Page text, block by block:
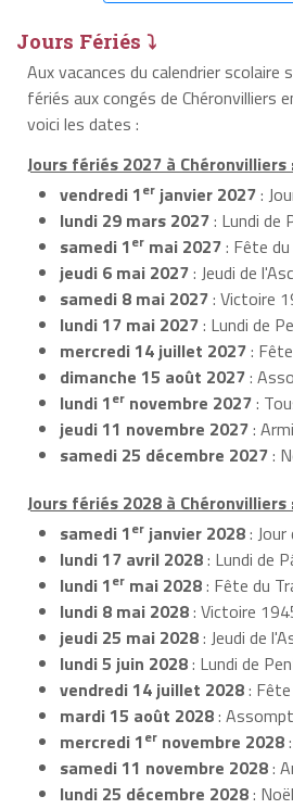
Jours Fériés ⤵
Aux vacances du calendrier scolaire
fériés aux congés de Chéronvilliers
voici les dates :
Jours fériés 2027 à Chéronvilliers
vendredi 1er janvier 2027:
lundi 29 mars 2027: Lundi de
samedi 1er mai 2027: Fête
jeudi 6 mai 2027: Jeudi de
samedi 8 mai 2027: Victoire
lundi 17 mai 2027: Lundi de
mercredi 14 juillet 2027:
dimanche 15 août 2027:
lundi 1er novembre 2027:
jeudi 11 novembre 2027:
samedi 25 décembre 2027:
Jours fériés 2028 à Chéronvilliers
samedi 1er janvier 2028: Jour
lundi 17 avril 2028: Lundi de
lundi 1er mai 2028: Fête du
lundi 8 mai 2028: Victoire
jeudi 25 mai 2028: Jeudi de
lundi 5 juin 2028: Lundi de
vendredi 14 juillet 2028:
mardi 15 août 2028:
mercredi 1er novembre 2028
samedi 11 novembre 2028:
lundi 25 décembre 2028: Noël